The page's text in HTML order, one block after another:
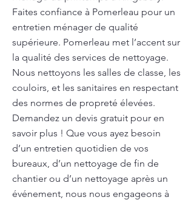
Faites confiance à Pomerleau pour un
entretien ménager de qualité
supérieure. Pomerleau met l’accent sur
la qualité des services de nettoyage.
Nous nettoyons les salles de classe, les
couloirs, et les sanitaires en respectant
des normes de propreté élevées.
Demandez un devis gratuit pour en
savoir plus ! Que vous ayez besoin
d’un entretien quotidien de vos
bureaux, d’un nettoyage de fin de
chantier ou d’un nettoyage après un
événement, nous nous engageons à